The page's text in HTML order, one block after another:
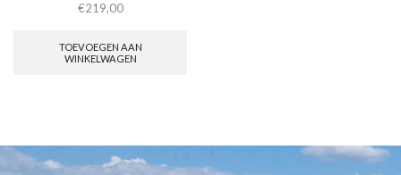
€219,00
TOEVOEGEN AAN
WINKELWAGEN